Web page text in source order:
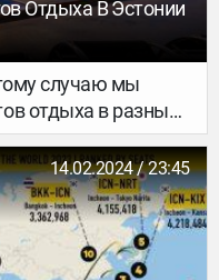
Отдыха В Эстонии
случаю мы
отдыха в разных
ценам.
14.02.2024 / 23:45